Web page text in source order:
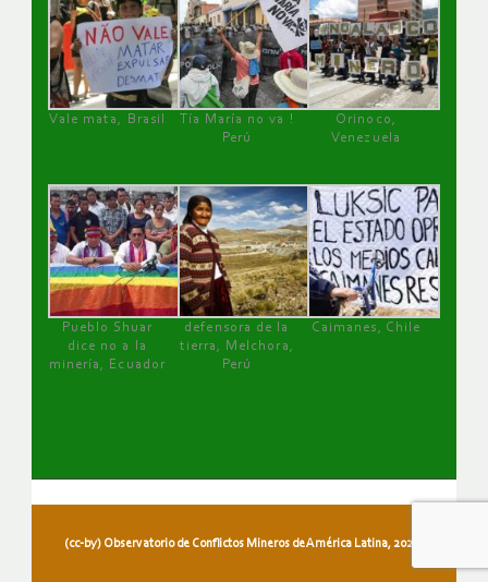
Vale mata, Brasil
Tía María no va !
Perú
Orinoco,
Venezuela
Pueblo Shuar
dice no a la
minería, Ecuador
defensora de la
tierra, Melchora,
Perú
Caimanes, Chile
(cc-by) Observatorio de Conflictos Mineros de América Latina, 2026